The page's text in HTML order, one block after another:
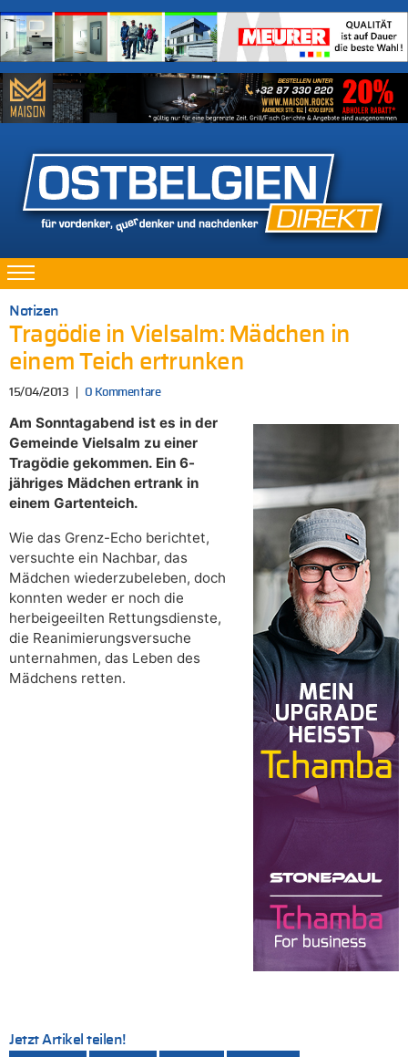
Notizen
Tragödie in Vielsalm: Mädchen in
einem Teich ertrunken
15/04/2013 0 Kommentare
Am Sonntagabend ist es in der
Gemeinde Vielsalm zu einer
Tragödie gekommen. Ein 6-
jähriges Mädchen ertrank in
einem Gartenteich.
Wie das Grenz-Echo berichtet,
versuchte ein Nachbar, das
Mädchen wiederzubeleben, doch
konnten weder er noch die
herbeigeeilten Rettungsdienste,
die Reanimierungsversuche
unternahmen, das Leben des
Mädchens retten.
Jetzt Artikel teilen!